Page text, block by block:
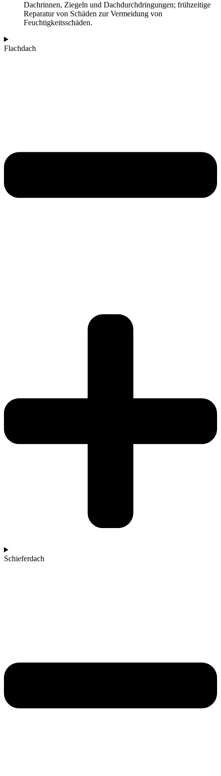
Dachrinnen, Ziegeln und Dachdurchdringungen; frühzeitige
Reparatur von Schäden zur Vermeidung von
Feuchtigkeitsschäden.
Flachdach
Schieferdach